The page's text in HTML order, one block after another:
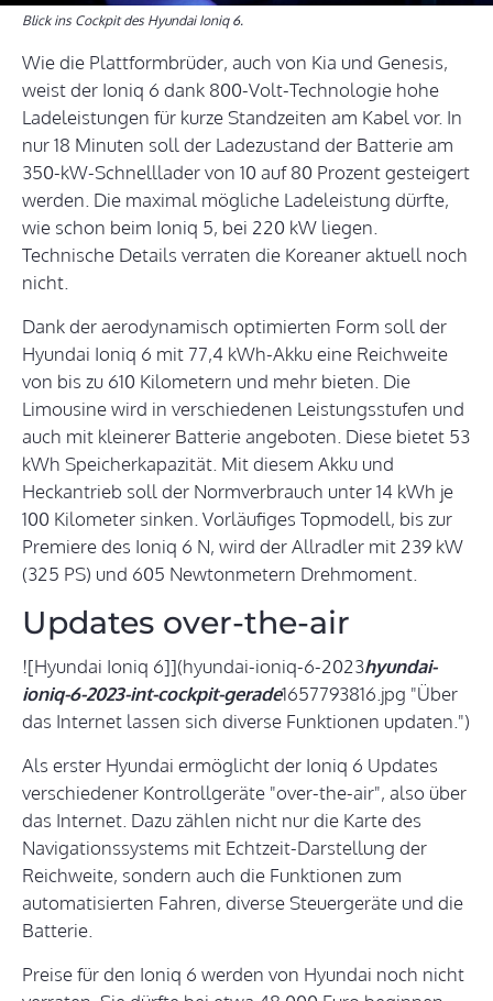
Blick ins Cockpit des Hyundai Ioniq 6.
Wie die Plattformbrüder, auch von Kia und Genesis,
weist der Ioniq 6 dank 800-Volt-Technologie hohe
Ladeleistungen für kurze Standzeiten am Kabel vor. In
nur 18 Minuten soll der Ladezustand der Batterie am
350-kW-Schnelllader von 10 auf 80 Prozent gesteigert
werden. Die maximal mögliche Ladeleistung dürfte,
wie schon beim Ioniq 5, bei 220 kW liegen.
Technische Details verraten die Koreaner aktuell noch
nicht.
Dank der aerodynamisch optimierten Form soll der
Hyundai Ioniq 6 mit 77,4 kWh-Akku eine Reichweite
von bis zu 610 Kilometern und mehr bieten. Die
Limousine wird in verschiedenen Leistungsstufen und
auch mit kleinerer Batterie angeboten. Diese bietet 53
kWh Speicherkapazität. Mit diesem Akku und
Heckantrieb soll der Normverbrauch unter 14 kWh je
100 Kilometer sinken. Vorläufiges Topmodell, bis zur
Premiere des Ioniq 6 N, wird der Allradler mit 239 kW
(325 PS) und 605 Newtonmetern Drehmoment.
Updates over-the-air
![Hyundai Ioniq 6]](hyundai-ioniq-6-2023hyundai-
ioniq-6-2023-int-cockpit-gerade1657793816.jpg "Über
das Internet lassen sich diverse Funktionen updaten.")
Als erster Hyundai ermöglicht der Ioniq 6 Updates
verschiedener Kontrollgeräte "over-the-air", also über
das Internet. Dazu zählen nicht nur die Karte des
Navigationssystems mit Echtzeit-Darstellung der
Reichweite, sondern auch die Funktionen zum
automatisierten Fahren, diverse Steuergeräte und die
Batterie.
Preise für den Ioniq 6 werden von Hyundai noch nicht